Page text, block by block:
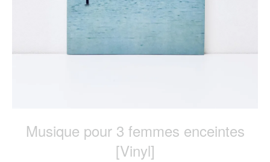
Musique pour 3 femmes enceintes
[Vinyl]